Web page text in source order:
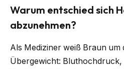
Warum entschied sich
abzunehmen?
Als Mediziner weiß Braun um
Übergewicht: Bluthochdruck,